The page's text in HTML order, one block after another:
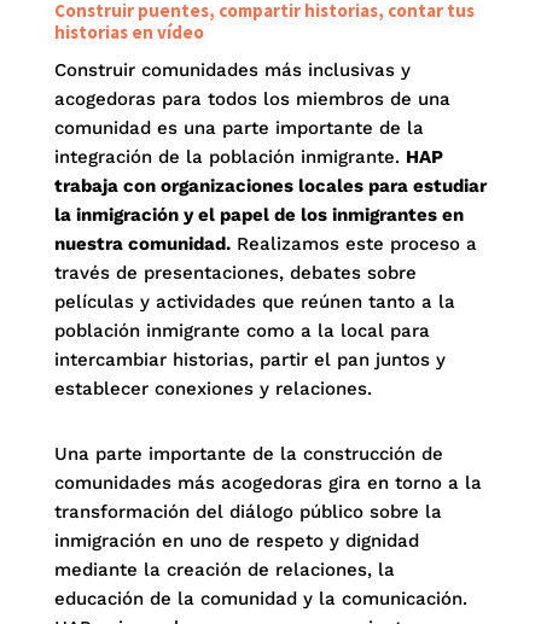
Construir puentes, compartir historias, contar tus
historias en vídeo
Construir comunidades más inclusivas y
acogedoras para todos los miembros de una
comunidad es una parte importante de la
integración de la población inmigrante. HAP
trabaja con organizaciones locales para estudiar
la inmigración y el papel de los inmigrantes en
nuestra comunidad.Realizamos este proceso a
través de presentaciones, debates sobre
películas y actividades que reúnen tanto a la
población inmigrante como a la local para
intercambiar historias, partir el pan juntos y
establecer conexiones y relaciones.
Una parte importante de la construcción de
comunidades más acogedoras gira en torno a la
transformación del diálogo público sobre la
inmigración en uno de respeto y dignidad
mediante la creación de relaciones, la
educación de la comunidad y la comunicación.